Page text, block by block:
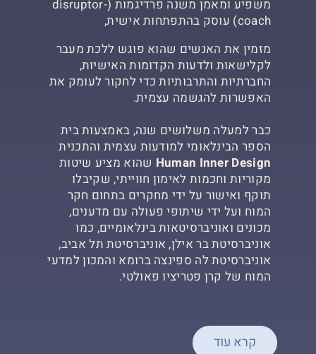
משפיע ומאמן משנה פרדיגמות (disruptor-
coach) עוסק בהתפתחות אישית,
מזמין את האנשים שהוא פוגש ללכת מעבר
לקלישאות ולדעות הקדומות האישיות,
החברתיות והתרבותיות כדי לחקור לעומק את
האפשרות להגשמה עצמית.
כבר למעלה משלושים שנה, באמצעות בית
הספר הבינלאומי למודעות עצמית והתכנית
Human Inner Design שהוא מציע שיטות
מקוריות וחכמות לאימון חווייתי, שקיבלו
תוקף ואישור על ידי מחקרים בתחום חקר
המוח ועל ידי שיתופי פעולה עם מדענים,
מכונים ואוניברסיטאות בינלאומיים, כמו
אוניברסיטת בר אילן, אוניברסיטת תל אביב,
אוניברסיטת לה ספינצה ברומא והמכון למדעי
המוח של קרן פטריציו פאולטי.
קרא עוד